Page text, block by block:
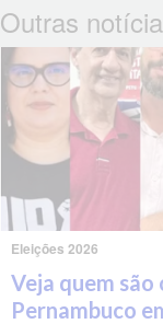
Outras
Eleições 2026
Veja quem
Pernambuco